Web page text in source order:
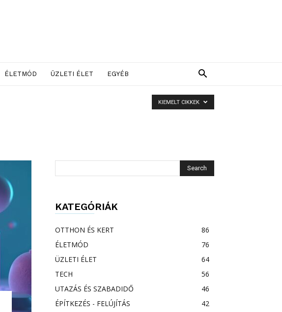
ÉLETMÓD ÜZLETI ÉLET EGYÉB
KIEMELT CIKKEK
KATEGÓRIÁK
OTTHON ÉS KERT
86
ÉLETMÓD
76
ÜZLETI ÉLET
64
TECH
56
UTAZÁS ÉS SZABADIDŐ
46
ÉPÍTKEZÉS - FELÚJÍTÁS
42